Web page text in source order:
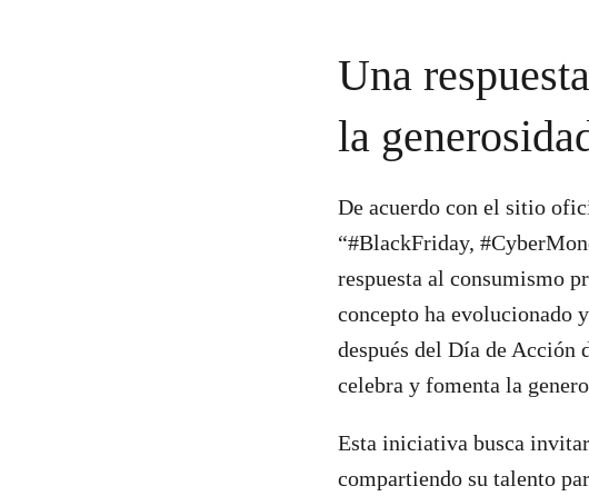
Una
la
De acuerdo con el sitio
“#BlackFriday,
respuesta al consumismo
concepto ha evolucionado
después del Día de Acción
celebra y fomenta la
Esta iniciativa busca
compartiendo su talento